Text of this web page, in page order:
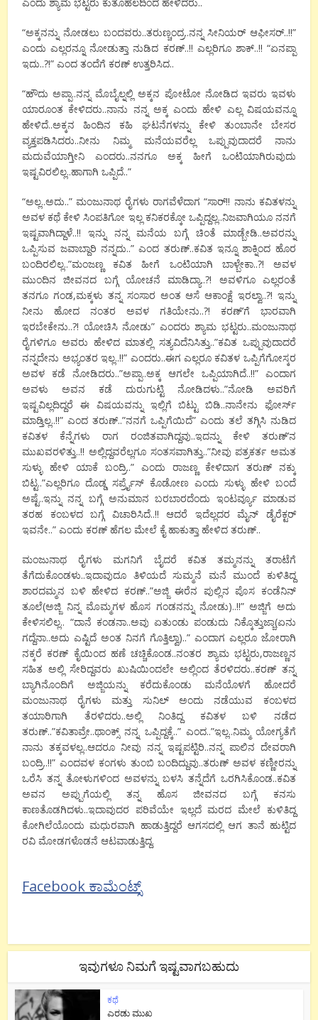
ಎಂದು ಶ್ಯಾಮ ಭಟ್ಟರು ಕುತೂಹಲದಿಂದ ಹೇಳಿದರು..
“ಅಕ್ಕನನ್ನು ನೋಡಲು ಬಂದವರು..ತರುಣ್ಚಂದ್ರ..ನನ್ನ ಸೀನಿಯರ್ ಆಫೀಸರ್..!!”
ಎಂದು ಎಲ್ಲರನ್ನೂ ನೋಡುತ್ತಾ ನುಡಿದ ಕರಣ್..!! ಎಲ್ಲರಿಗೂ ಶಾಕ್..!! “ಏನಪ್ಪಾ
ಇದು..?!” ಎಂದ ತಂದೆಗೆ ಕರಣ್ ಉತ್ತರಿಸಿದ..
“ಹೌದು ಅಪ್ಪಾ..ನನ್ನ ಮೊಬೈಲ್ನಲ್ಲಿ ಅಕ್ಕನ ಪೋಟೋ ನೋಡಿದ ಇವರು ಇವಳು
ಯಾರೂಂತ ಕೇಳಿದರು..ನಾನು ನನ್ನ ಅಕ್ಕ ಎಂದು ಹೇಳಿ ಎಲ್ಲ ವಿಷಯವನ್ನೂ
ಹೇಳಿದೆ..ಅಕ್ಕನ ಹಿಂದಿನ ಕಹಿ ಘಟನೆಗಳನ್ನು ಕೇಳಿ ತುಂಬಾನೇ ಬೇಸರ
ವ್ಯಕ್ತಪಡಿಸಿದರು..ನೀನು ನಿಮ್ಮ ಮನೆಯವರೆಲ್ಲ ಒಪ್ಪುವುದಾದರೆ ನಾನು
ಮದುವೆಯಾಗ್ತೀನಿ ಎಂದರು..ನನಗೂ ಅಕ್ಕ ಹೀಗೆ ಒಂಟಿಯಾಗಿರುವುದು
ಇಷ್ಟವಿರಲಿಲ್ಲ..ಹಾಗಾಗಿ ಒಪ್ಪಿದೆ..”
“ಅಲ್ಲ..ಅದು..” ಮಂಜುನಾಥ ರೈಗಳು ರಾಗವೆಳೆದಾಗ “ಸಾರ್!! ನಾನು ಕವಿತಳನ್ನು
ಅವಳ ಕಥೆ ಕೇಳಿ ಸಿಂಪತಿಗೋ ಇಲ್ಲ ಕನಿಕರಕ್ಕೋ ಒಪ್ಪಿದ್ದಲ್ಲ..ನಿಜವಾಗಿಯೂ ನನಗೆ
ಇಷ್ಟವಾಗಿದ್ದಾಳೆ..!! ಇನ್ನು ನನ್ನ ಮನೆಯ ಬಗ್ಗೆ ಚಿಂತೆ ಮಾಡ್ಬೇಡಿ..ಅವರನ್ನು
ಒಪ್ಪಿಸುವ ಜವಾಬ್ದಾರಿ ನನ್ನದು..” ಎಂದ ತರುಣ್..ಕವಿತ ಇನ್ನೂ ಶಾಕ್ನಿಂದ ಹೊರ
ಬಂದಿರಲಿಲ್ಲ..”ಮಂಜಣ್ಣ ಕವಿತ ಹೀಗೆ ಒಂಟಿಯಾಗಿ ಬಾಳ್ಬೇಕಾ..?! ಅವಳ
ಮುಂದಿನ ಜೀವನದ ಬಗ್ಗೆ ಯೋಚನೆ ಮಾಡಿದ್ಯಾ..?! ಅವಳಿಗೂ ಎಲ್ಲರಂತೆ
ತನಗೂ ಗಂಡ,ಮಕ್ಕಳು ತನ್ನ ಸಂಸಾರ ಅಂತ ಆಸೆ ಆಕಾಂಕ್ಷೆ ಇರಲ್ವಾ..?! ಇನ್ನು
ನೀನು ಹೋದ ನಂತರ ಅವಳ ಗತಿಯೇನು..?! ಕರಣ್’ಗೆ ಭಾರವಾಗಿ
ಇರಬೇಕೇನು..?! ಯೋಚಿಸಿ ನೋಡು” ಎಂದರು ಶ್ಯಾಮ ಭಟ್ಟರು..ಮಂಜುನಾಥ
ರೈಗಳಿಗೂ ಅವರು ಹೇಳಿದ ಮಾತಲ್ಲಿ ಸತ್ಯವಿದೆನಿಸಿತ್ತು..”ಕವಿತ ಒಪ್ಪುವುದಾದರೆ
ನನ್ನದೇನು ಅಭ್ಯಂತರ ಇಲ್ಲ..!!” ಎಂದರು..ಈಗ ಎಲ್ಲರೂ ಕವಿತಳ ಒಪ್ಪಿಗೆಗೋಸ್ಕರ
ಅವಳ ಕಡೆ ನೋಡಿದರು..”ಅಪ್ಪಾ..ಅಕ್ಕ ಆಗಲೇ ಒಪ್ಪಿಯಾಗಿದೆ..!!” ಎಂದಾಗ
ಅವಳು ಅವನ ಕಡೆ ದುರುಗುಟ್ಟಿ ನೋಡಿದಳು..”ನೋಡಿ ಅವರಿಗೆ
ಇಷ್ಟವಿಲ್ಲದಿದ್ದರೆ ಈ ವಿಷಯವನ್ನು ಇಲ್ಲಿಗೆ ಬಿಟ್ಟು ಬಿಡಿ..ನಾನೇನು ಫೋರ್ಸ್
ಮಾಡ್ತಿಲ್ಲ..!!” ಎಂದ ತರುಣ್..”ನನಗೆ ಒಪ್ಪಿಗೆಯಿದೆ” ಎಂದು ತಲೆ ತಗ್ಗಿಸಿ ನುಡಿದ
ಕವಿತಳ ಕೆನ್ನೆಗಳು ರಾಗ ರಂಜಿತವಾಗಿದ್ದವು..ಇದನ್ನು ಕೇಳಿ ತರುಣ್’ನ
ಮುಖವರಳಿತ್ತು..!! ಅಲ್ಲಿದ್ದವರೆಲ್ಲಗೂ ಸಂತಸವಾಗಿತ್ತು..”ನೀವು ಪತ್ರಕರ್ತ ಅಮತ
ಸುಳ್ಳು ಹೇಳಿ ಯಾಕೆ ಬಂದ್ರಿ..” ಎಂದು ರಾಜಣ್ಣ ಕೇಳಿದಾಗ ತರುಣ್ ನಕ್ಕು
ಬಿಟ್ಟ..”ಎಲ್ಲರಿಗೂ ದೊಡ್ಡ ಸರ್ಪ್ರೈಸ್ ಕೊಡೋಣ ಎಂದು ಸುಳ್ಳು ಹೇಳಿ ಬಂದೆ
ಅಷ್ಟೆ..ಇನ್ನು ನನ್ನ ಬಗ್ಗೆ ಅನುಮಾನ ಬರಬಾರದೆಂದು ಇಂಟರ್ವ್ಯೂ ಮಾಡುವ
ತರಹ ಕಂಬಳದ ಬಗ್ಗೆ ವಿಚಾರಿಸಿದೆ..!! ಆದರೆ ಇದೆಲ್ಲದರ ಮೈನ್ ಡೈರೆಕ್ಟರ್
ಇವನೇ..” ಎಂದು ಕರಣ್ ಹೆಗಲ ಮೇಲೆ ಕೈ ಹಾಕುತ್ತಾ ಹೇಳಿದ ತರುಣ್..
ಮಂಜುನಾಥ ರೈಗಳು ಮಗನಿಗೆ ಬೈದರೆ ಕವಿತ ತಮ್ಮನನ್ನು ತರಾಟೆಗೆ
ತೆಗೆದುಕೊಂಡಳು..ಇದಾವುದೂ ತಿಳಿಯದೆ ಸುಮ್ಮನೆ ಮನೆ ಮುಂದೆ ಕುಳಿತಿದ್ದ
ಶಾರದಮ್ಮನ ಬಳಿ ಹೇಳಿದ ಕರಣ್..”ಅಜ್ಜಿ ಈರೆನ ಪುಲ್ಲಿನ ಪೊಸ ಕಂಡೆನಿನ್
ತೂಲೆ(ಅಜ್ಜಿ ನಿನ್ನ ಮೊಮ್ಮಗಳ ಹೊಸ ಗಂಡನನ್ನು ನೋಡು)..!!” ಅಜ್ಜಿಗೆ ಅದು
ಕೇಳಿಸಲಿಲ್ಲ.. “ದಾನೆ ಕಂಡನಾ..ಅವು ಏತುಂಡು ಪಂಡುದು ನಿಕ್ಕೊತ್ತುಜ್ಜಾ(ಏನು
ಗದ್ದೆನಾ..ಅದು ಎಷ್ಟಿದೆ ಅಂತ ನಿನಗೆ ಗೊತ್ತಿಲ್ವಾ)..” ಎಂದಾಗ ಎಲ್ಲರೂ ಜೋರಾಗಿ
ನಕ್ಕರೆ ಕರಣ್ ಕೈಯಿಂದ ಹಣೆ ಚಚ್ಚಿಕೊಂಡ..ನಂತರ ಶ್ಯಾಮ ಭಟ್ಟರು,ರಾಜಣ್ಣನ
ಸಹಿತ ಅಲ್ಲಿ ಸೇರಿದ್ದವರು ಖುಷಿಯಿಂದಲೇ ಅಲ್ಲಿಂದ ತೆರಳಿದರು..ಕರಣ್ ತನ್ನ
ಬ್ಯಾಗಿನೊಂದಿಗೆ ಅಜ್ಜಿಯನ್ನು ಕರೆದುಕೊಂಡು ಮನೆಯೊಳಗೆ ಹೋದರೆ
ಮಂಜುನಾಥ ರೈಗಳು ಮತ್ತು ಸುನಿಲ್ ಅಂದು ನಡೆಯುವ ಕಂಬಳದ
ತಯಾರಿಗಾಗಿ ತೆರಳಿದರು..ಅಲ್ಲಿ ನಿಂತಿದ್ದ ಕವಿತಳ ಬಳಿ ನಡೆದ
ತರುಣ್..”ಕವಿತಾವ್ರೇ..ಥಾಂಕ್ಸ್ ನನ್ನ ಒಪ್ಪಿದ್ದಕ್ಕೆ..” ಎಂದ..”ಇಲ್ಲ..ನಿಮ್ಮ ಯೋಗ್ಯತೆಗೆ
ನಾನು ತಕ್ಕವಳಲ್ಲ..ಆದರೂ ನೀವು ನನ್ನ ಇಷ್ಟಪಟ್ಟಿರಿ..ನನ್ನ ಪಾಲಿನ ದೇವರಾಗಿ
ಬಂದ್ರಿ..!!” ಎಂದವಳ ಕಂಗಳು ತುಂಬಿ ಬಂದಿದ್ದುವು..ತರುಣ್ ಅವಳ ಕಣ್ಣೀರನ್ನು
ಒರೆಸಿ ತನ್ನ ತೋಳುಗಳಿಂದ ಅವಳನ್ನು ಬಳಸಿ ತನ್ನೆದೆಗೆ ಒರಗಿಸಿಕೊಂಡ..ಕವಿತ
ಅವನ ಅಪ್ಪುಗೆಯಲ್ಲಿ ತನ್ನ ಹೊಸ ಜೀವನದ ಬಗ್ಗೆ ಕನಸು
ಕಾಣತೊಡಗಿದಳು..ಇದಾವುದರ ಪರಿವೆಯೇ ಇಲ್ಲದೆ ಮರದ ಮೇಲೆ ಕುಳಿತಿದ್ದ
ಕೋಗಿಲೆಯೊಂದು ಮಧುರವಾಗಿ ಹಾಡುತ್ತಿದ್ದರೆ ಆಗಸದಲ್ಲಿ ಆಗ ತಾನೆ ಹುಟ್ಟಿದ
ರವಿ ಮೋಡಗಳೊಡನೆ ಆಟವಾಡುತ್ತಿದ್ದ.
Facebook ಕಾಮೆಂಟ್ಸ್
ಇವುಗಳೂ ನಿಮಗೆ ಇಷ್ಟವಾಗಬಹುದು
ಕಥೆ
ಎರಡು ಮುಖ